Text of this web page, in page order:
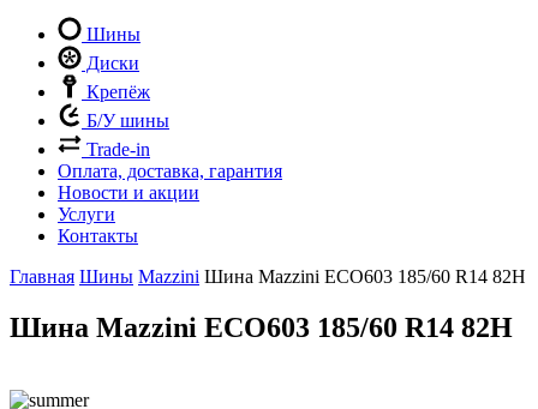
Шины
Диски
Крепёж
Б/У шины
Trade-in
Оплата, доставка, гарантия
Новости и акции
Услуги
Контакты
Главная Шины Mazzini Шина Mazzini ECO603 185/60 R14 82H
Шина Mazzini ECO603 185/60 R14 82H